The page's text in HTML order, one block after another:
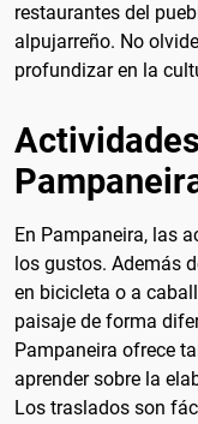
restaurantes del
alpujarreño. No
profundizar en la
En Pampaneira, las
los gustos. Además
en bicicleta o a
paisaje de forma
Pampaneira ofrece
aprender sobre la
Los traslados son